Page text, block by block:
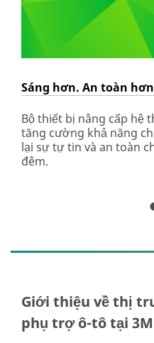
/3M/vi_VN/diy-
auto-
vn/
area
**
The
OEM
sanding
materials
***
/3M/vi_VN/p/c/
Sáng hơn. An toàn
Bộ thiết bị nâng cấp hệ
tăng cường khả năng
lại sự tự tin và an toàn
đêm.
Giới thiệu về thị
phụ trợ ô-tô tại 3M